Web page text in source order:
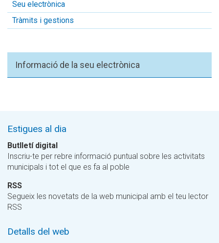
Seu electrònica
Tràmits i gestions
Informació de la seu electrònica
Estigues al dia
Butlletí digital
Inscriu-te per rebre informació puntual sobre les activitats
municipals i tot el que es fa al poble
RSS
Segueix les novetats de la web municipal amb el teu lector
RSS
Detalls del web